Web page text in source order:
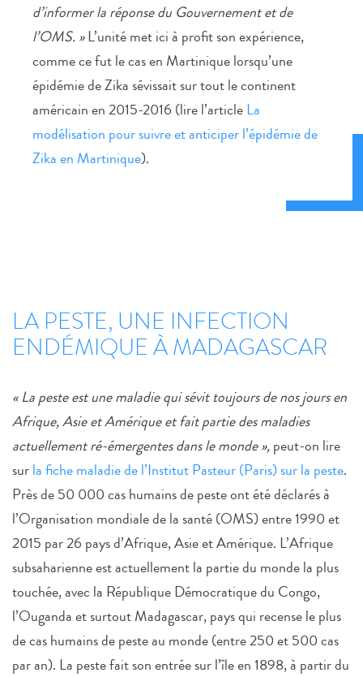
d’informer la réponse du Gouvernement et de
l’OMS. »L’unité met ici à profit son expérience,
comme ce fut le cas en Martinique lorsqu’une
épidémie de Zika sévissait sur tout le continent
américain en 2015-2016 (lire l’articleLa
modélisation pour suivre et anticiper l’épidémie de
Zika en Martinique).
LA PESTE, UNE INFECTION
ENDÉMIQUE À MADAGASCAR
« La peste est une maladie qui sévit toujours de nos jours en
Afrique, Asie et Amérique et fait partie des maladies
actuellement ré-émergentes dans le monde »,peut-on lire
surla fiche maladie de l’Institut Pasteur (Paris) sur la peste.
Près de 50 000 cas humains de peste ont été déclarés à
l’Organisation mondiale de la santé (OMS) entre 1990 et
2015 par 26 pays d’Afrique, Asie et Amérique. L’Afrique
subsaharienne est actuellement la partie du monde la plus
touchée, avec la République Démocratique du Congo,
l’Ouganda et surtout Madagascar, pays qui recense le plus
de cas humains de peste au monde (entre 250 et 500 cas
par an). La peste fait son entrée sur l’île en 1898, à partir du